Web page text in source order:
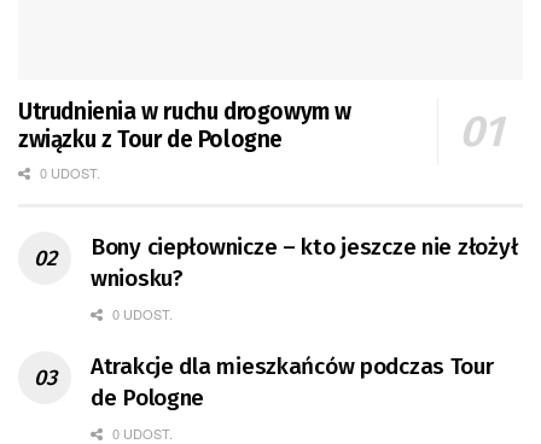
Utrudnienia w ruchu drogowym w
związku z Tour de Pologne
0 UDOST.
Bony ciepłownicze – kto jeszcze nie złożył
wniosku?
0 UDOST.
Atrakcje dla mieszkańców podczas Tour
de Pologne
0 UDOST.